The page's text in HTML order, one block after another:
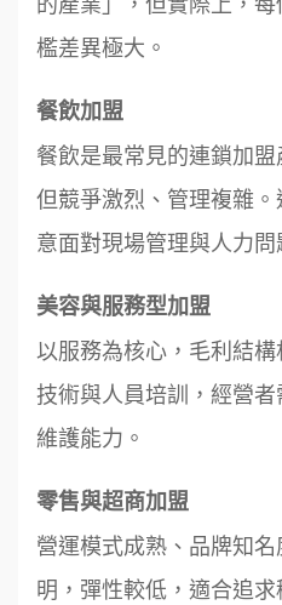
檻差異極大。
餐飲加盟
餐飲是最常見的連鎖加
但競爭激烈、管理複雜
意面對現場管理與人力問
美容與服務型加盟
以服務為核心，毛利結
技術與人員培訓，經營
維護能力。
零售與超商加盟
營運模式成熟、品牌知
明，彈性較低，適合追